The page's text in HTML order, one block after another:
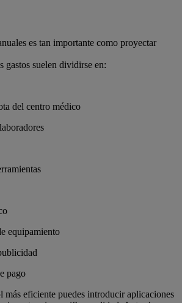
es tan importante como proyectar
gastos suelen dividirse en:
del centro médico
equipamiento
pago
más eficiente puedes introducir aplicaciones